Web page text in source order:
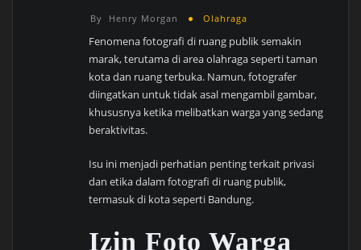
By Henry Morgan Olahraga
Fenomena fotografi di ruang publik semakin
marak, terutama di area olahraga seperti taman
kota dan ruang terbuka. Namun, fotografer
diingatkan untuk tidak asal mengambil gambar,
khususnya ketika melibatkan warga yang sedang
beraktivitas.
Isu ini menjadi perhatian penting terkait privasi
dan etika dalam fotografi di ruang publik,
termasuk di kota seperti Bandung.
Izin Foto Warga